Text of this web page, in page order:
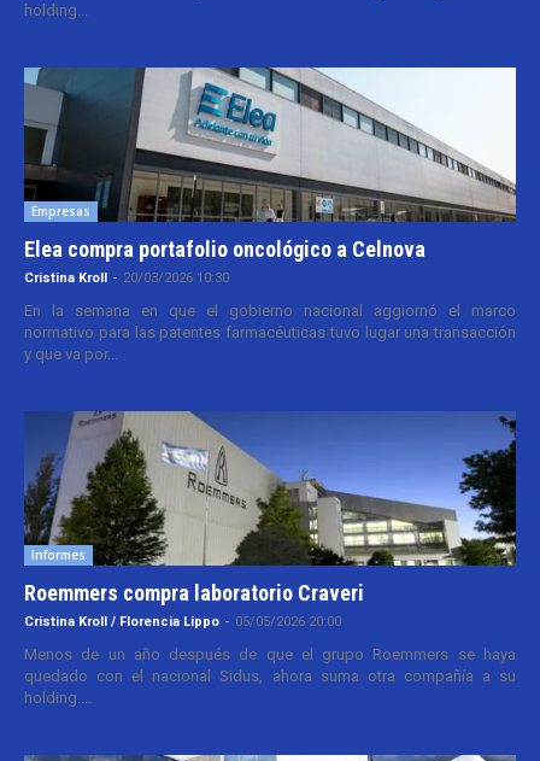
holding...
Empresas
Elea compra portafolio oncológico a Celnova
Cristina Kroll - 20/03/2026 10:30
En la semana en que el gobierno nacional aggiornó el marco
normativo para las patentes farmacéuticas tuvo lugar una transacción
y que va por...
Informes
Roemmers compra laboratorio Craveri
Cristina Kroll / Florencia Lippo - 05/05/2026 20:00
Menos de un año después de que el grupo Roemmers se haya
quedado con el nacional Sidus, ahora suma otra compañía a su
holding....